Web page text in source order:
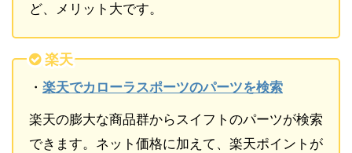
ど、メリット大です。
楽天
・ 楽天でカローラスポーツのパーツを検索
楽天の膨大な商品群からスイフトのパーツが検索
できます。ネット価格に加えて、楽天ポイントが